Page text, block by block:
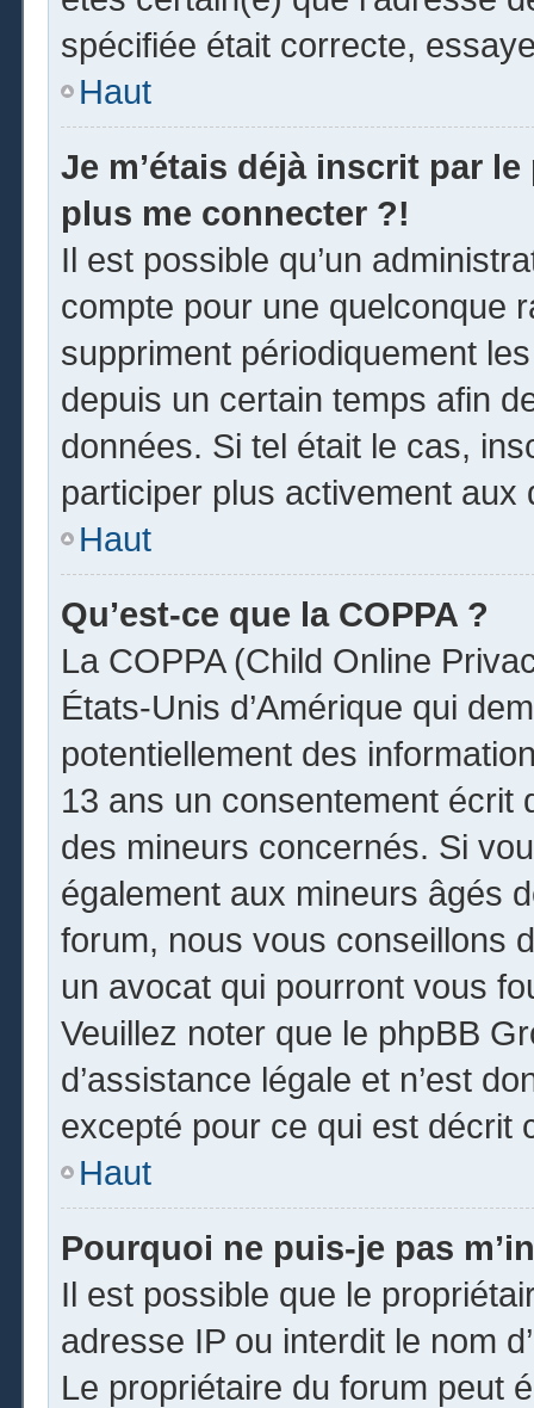
spécifiée était correcte,
Haut
Je m’étais déjà inscrit par
plus me connecter ?!
Il est possible qu’un
compte pour une quelconque
suppriment périodiquement
depuis un certain temps afin
données. Si tel était le cas,
participer plus activement
Haut
Qu’est-ce que la COPPA ?
La COPPA (Child Online
États-Unis d’Amérique qui
potentiellement des
13 ans un consentement écrit
des mineurs concernés. Si
également aux mineurs âgés
forum, nous vous conseillons
un avocat qui pourront vous
Veuillez noter que le phpBB
d’assistance légale et n’est
excepté pour ce qui est décrit
Haut
Pourquoi ne puis-je pas
Il est possible que le
adresse IP ou interdit le nom
Le propriétaire du forum peut